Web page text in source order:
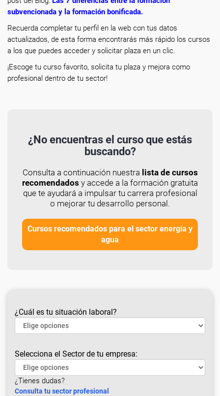
subvencionada y la formación bonificada.
Recuerda completar tu perfil en la web con tus datos
actualizados, de esta forma encontrarás más rápido los cursos
a los que puedes acceder y solicitar plaza en un clic.
¡Escoge tu curso favorito, solicita tu plaza y mejora como
profesional dentro de tu sector!
¿No encuentras el curso que estás
buscando?
Consulta a continuación nuestra lista de cursos
recomendados y accede a la formación gratuita
que te ayudará a impulsar tu carrera profesional
o mejorar tu desarrollo personal.
Cursos recomendados para el sector energía y
agua
¿Cuál es tu situación laboral?
Selecciona el Sector de tu empresa:
¿Tienes dudas?
Consulta tu sector profesional